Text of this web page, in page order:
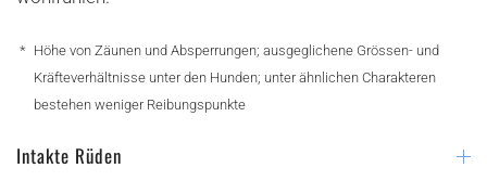
* Höhe von Zäunen und Absperrungen; ausgeglichene Grössen- und
Kräfteverhältnisse unter den Hunden; unter ähnlichen Charakteren
bestehen weniger Reibungspunkte
Intakte Rüden